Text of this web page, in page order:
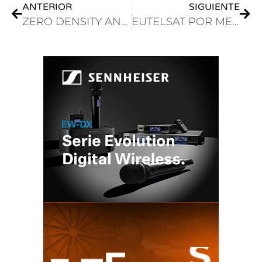
ANTERIOR
ZERO DENSITY ANUNCIÓ QUE YA ESTÁ DISPONIBLE EL NUEVO REALITY 5.4 SERVICE PACK 1
SIGUIENTE
EUTELSAT POR MEDIO DE SU SATELITE 117 WEST A, DISTRIBUIRÁ LOS JUEGOS OLÍMPICOS FRANCIA 2024 PARA CLARO SPORTS EN TODA AMÉRICA LATINA.